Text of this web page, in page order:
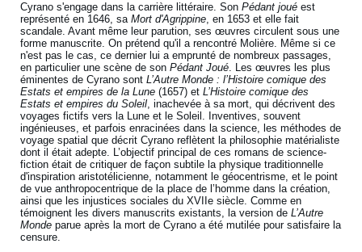
Cyrano s'engage dans la carrière littéraire. SonPédant joué est
représenté en 1646, saMort d'Agrippine, en 1653 et elle fait
scandale. Avant même leur parution, ses œuvres circulent sous une
forme manuscrite. On prétend qu'il a rencontré Molière. Même si ce
n'est pas le cas, ce dernier lui a emprunté de nombreux passages,
en particulier une scène de sonPédant Joué. Les œuvres les plus
éminentes de Cyrano sontL’Autre Monde : l’Histoire comique des
Estats et empires de la Lune (1657) etL’Histoire comique des
Estats et empires du Soleil, inachevée à sa mort, qui décrivent des
voyages fictifs vers la Lune et le Soleil. Inventives, souvent
ingénieuses, et parfois enracinées dans la science, les méthodes de
voyage spatial que décrit Cyrano reflètent la philosophie matérialiste
dont il était adepte. L’objectif principal de ces romans de science-
fiction était de critiquer de façon subtile la physique traditionnelle
d'inspiration aristotélicienne, notamment le géocentrisme, et le point
de vue anthropocentrique de la place de l’homme dans la création,
ainsi que les injustices sociales du XVIIe siècle. Comme en
témoignent les divers manuscrits existants, la version deL’Autre
Monde parue après la mort de Cyrano a été mutilée pour satisfaire la
censure.